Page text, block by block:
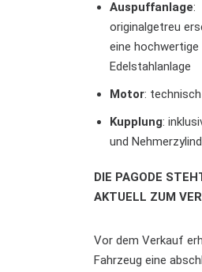
Auspuffanlage:
originalgetreu
eine hochwertige
Edelstahlanlage
Motor:
Kupplung:
und
DIE PAGODE
AKTUELL ZUM
Vor dem Verkauf
Fahrzeug eine